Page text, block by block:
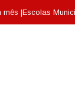
Municipais de